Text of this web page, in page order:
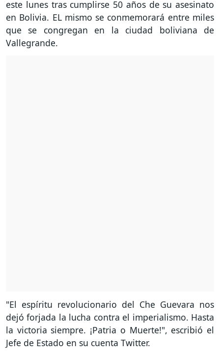
este lunes tras cumplirse 50 años de su asesinato
en Bolivia. EL mismo se conmemorará entre miles
que se congregan en la ciudad boliviana de
Vallegrande.
"El espíritu revolucionario del Che Guevara nos
dejó forjada la lucha contra el imperialismo. Hasta
la victoria siempre. ¡Patria o Muerte!", escribió el
Jefe de Estado en su cuenta Twitter.